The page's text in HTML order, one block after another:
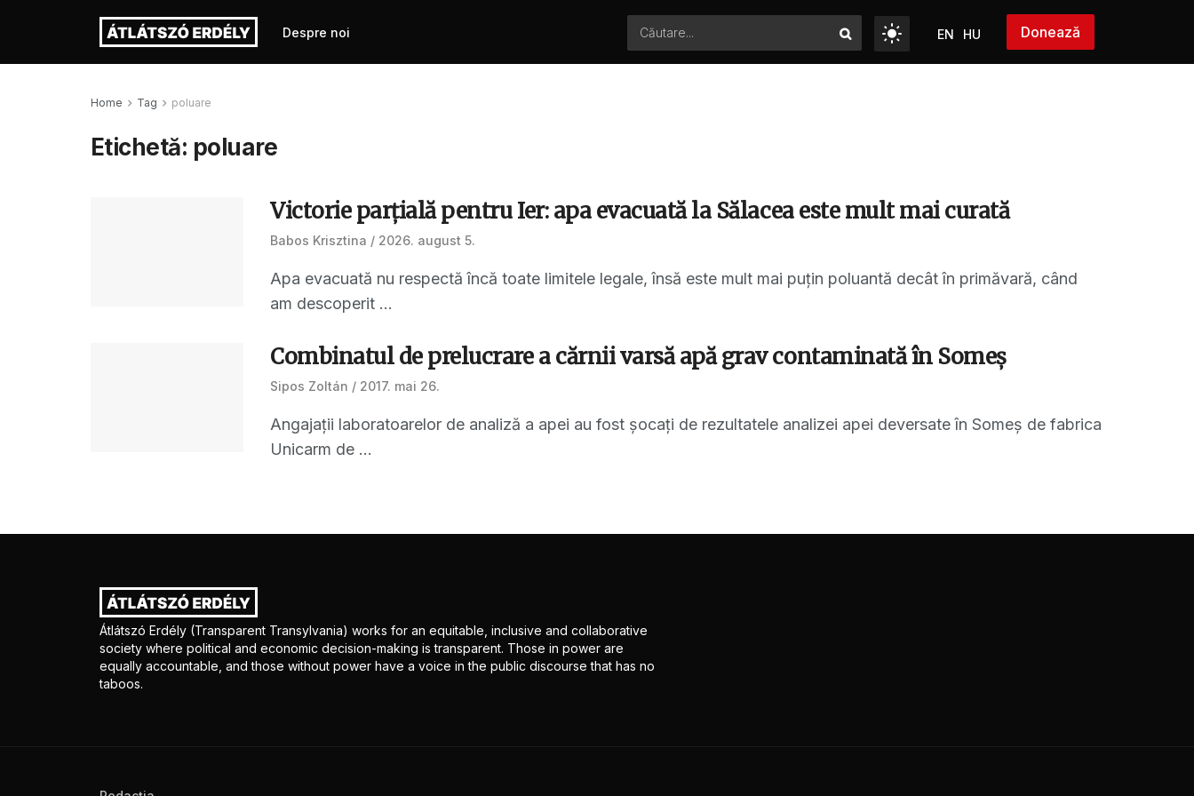
Despre noi EN HU Donează
Home Tag poluare
Etichetă: poluare
Victorie parțială pentru Ier: apa evacuată la Sălacea este mult mai curată
Babos Krisztina 2026. august 5.
Apa evacuată nu respectă încă toate limitele legale, însă este mult mai puțin poluantă decât în primăvară, când
am descoperit ...
Combinatul de prelucrare a cărnii varsă apă grav contaminată în Someş
Sipos Zoltán 2017. mai 26.
Angajaţii laboratoarelor de analiză a apei au fost şocaţi de rezultatele analizei apei deversate în Someş de fabrica
Unicarm de ...
Átlátszó Erdély (Transparent Transylvania) works for an equitable, inclusive and collaborative
society where political and economic decision-making is transparent. Those in power are
equally accountable, and those without power have a voice in the public discourse that has no
taboos.